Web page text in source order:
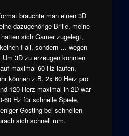
brauchte man einen 3D
dazugehörige Brille, meine
sich Gamer zugelegt,
Fall, sondern … wegen
Um 3D zu erzeugen konnten
maximal 60 Hz laufen,
können z.B. 2x 60 Herz pro
120 Herz maximal in 2D war
60 Hz für schnelle Spiele,
Gosting bei schnellen
sich schnell rum.